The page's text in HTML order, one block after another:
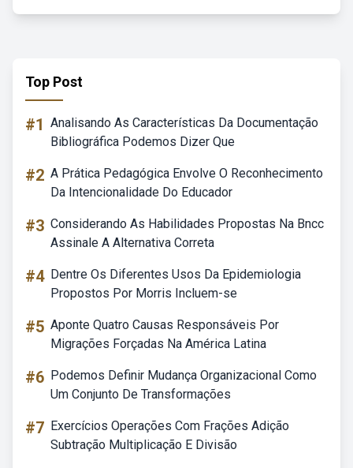
Top Post
#1 Analisando As Características Da Documentação
Bibliográfica Podemos Dizer Que
#2 A Prática Pedagógica Envolve O Reconhecimento
Da Intencionalidade Do Educador
#3 Considerando As Habilidades Propostas Na Bncc
Assinale A Alternativa Correta
#4 Dentre Os Diferentes Usos Da Epidemiologia
Propostos Por Morris Incluem-se
#5 Aponte Quatro Causas Responsáveis Por
Migrações Forçadas Na América Latina
#6 Podemos Definir Mudança Organizacional Como
Um Conjunto De Transformações
#7 Exercícios Operações Com Frações Adição
Subtração Multiplicação E Divisão